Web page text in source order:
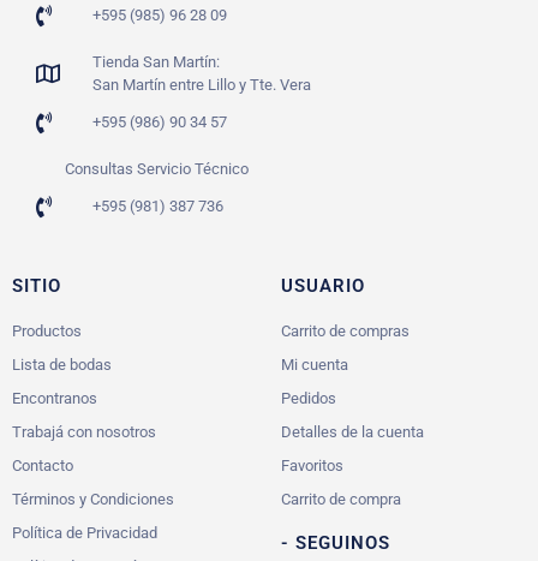
+595 (985) 96 28 09
Tienda San Martín:
San Martín entre Lillo y Tte. Vera
+595 (986) 90 34 57
Consultas Servicio Técnico
+595 (981) 387 736
SITIO
Productos
Lista de bodas
Encontranos
Trabajá con nosotros
Contacto
Términos y Condiciones
Política de Privacidad
USUARIO
Carrito de compras
Mi cuenta
Pedidos
Detalles de la cuenta
Favoritos
Carrito de compra
- SEGUINOS